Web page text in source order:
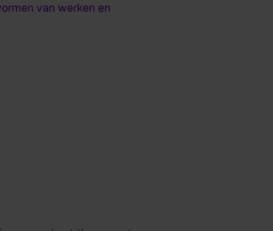
van werken en